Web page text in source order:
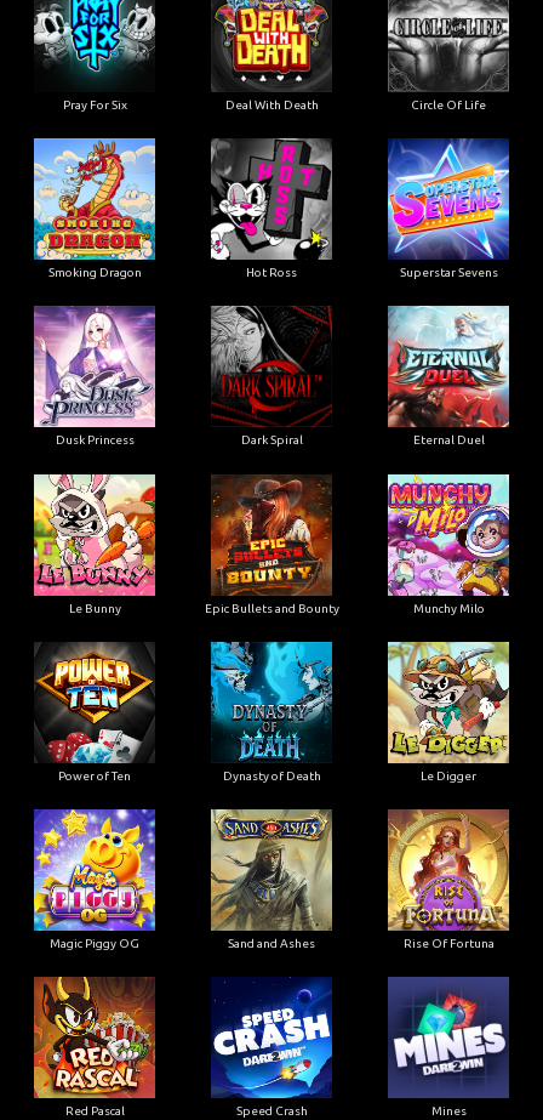
Pray For Six Deal With Death Circle Of Life
Smoking Dragon Hot Ross Superstar Sevens
Dusk Princess Dark Spiral Eternal Duel
Le Bunny Epic Bullets and Bounty Munchy Milo
Power of Ten Dynasty of Death Le Digger
Magic Piggy OG Sand and Ashes Rise Of Fortuna
Red Pascal Speed Crash Mines